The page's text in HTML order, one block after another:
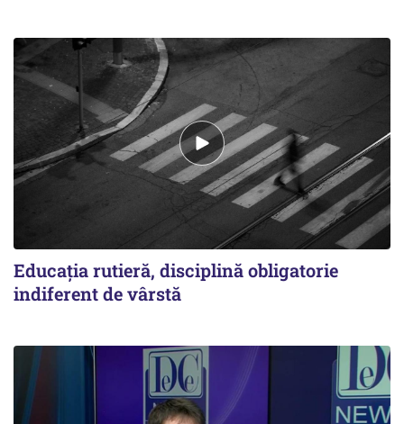
Educația rutieră, disciplină obligatorie
indiferent de vârstă